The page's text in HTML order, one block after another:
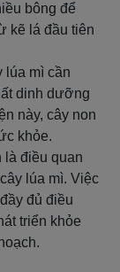
bông để
kẽ lá đầu tiên
lúa mì cần
dinh dưỡng
này, cây non
khỏe.
là điều quan
lúa mì. Việc
đủ điều
triển khỏe